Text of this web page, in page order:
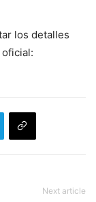
los detalles
Next article